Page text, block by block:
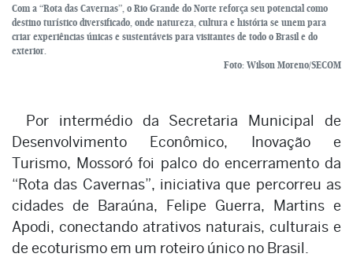
Com a “Rota das Cavernas”, o Rio Grande do Norte reforça seu potencial como
destino turístico diversificado, onde natureza, cultura e história se unem para
criar experiências únicas e sustentáveis para visitantes de todo o Brasil e do
exterior.
Foto: Wilson Moreno/SECOM
Por intermédio da Secretaria Municipal de
Desenvolvimento Econômico, Inovação e
Turismo, Mossoró foi palco do encerramento da
“Rota das Cavernas”, iniciativa que percorreu as
cidades de Baraúna, Felipe Guerra, Martins e
Apodi, conectando atrativos naturais, culturais e
de ecoturismo em um roteiro único no Brasil.